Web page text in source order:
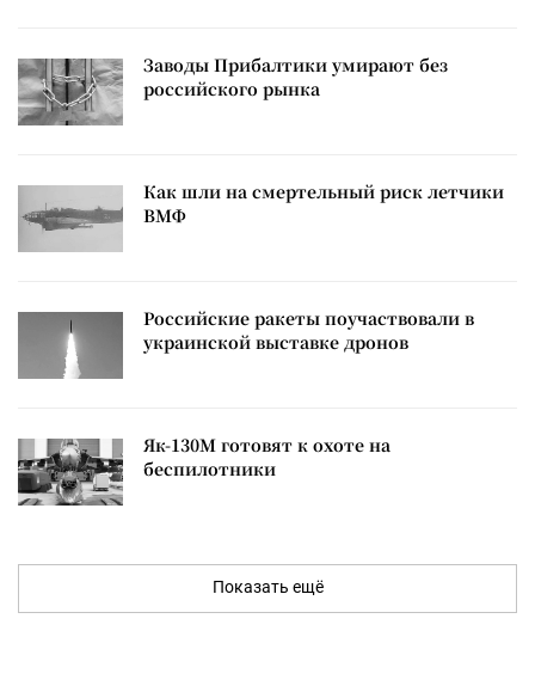
Заводы Прибалтики умирают без
российского рынка
Как шли на смертельный риск летчики
ВМФ
Российские ракеты поучаствовали в
украинской выставке дронов
Як-130М готовят к охоте на
беспилотники
Показать ещё